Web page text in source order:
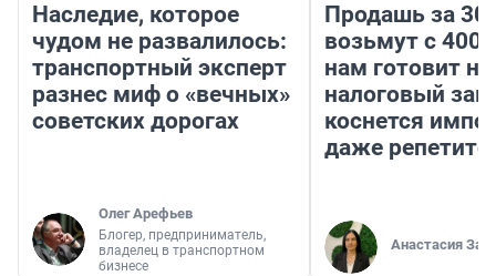
Наследие, которое
чудом не развалилось:
транспортный эксперт
разнес миф о «вечных»
советских дорогах
Олег Арефьев
Блогер, предприниматель,
владелец в транспортном
бизнесе
Продашь за
возьмут с
нам готовит
налоговый
коснется
даже
Анастасия